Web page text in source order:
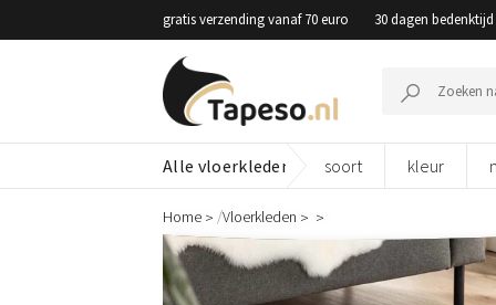
to
gratis verzending vanaf 70 euro 30 dagen bedenktijd
naar:
Alle vloerkleden soort kleur
Home /Vloerkleden